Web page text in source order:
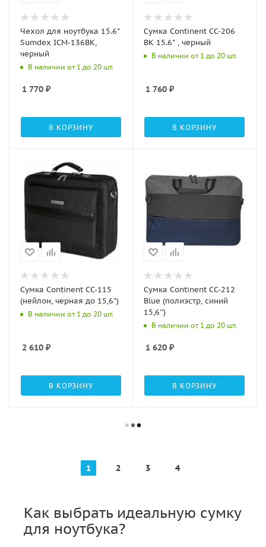
Чехол для ноутбука 15.6"
Sumdex ICM-136BK,
черный
В наличии от 1 до 20 шт.
1 770 ₽
В КОРЗИНУ
Сумка Continent CC-206
BK 15.6" , черный
В наличии от 1 до 20 шт.
1 760 ₽
В КОРЗИНУ
Сумка Continent CC-115
(нейлон, черная до 15,6")
В наличии от 1 до 20 шт.
2 610 ₽
В КОРЗИНУ
Сумка Continent CC-212
Blue (полиэстр, синий
15,6'')
В наличии от 1 до 20 шт.
1 620 ₽
В КОРЗИНУ
1 2 3 4
Как выбрать идеальную сумку
для ноутбука?